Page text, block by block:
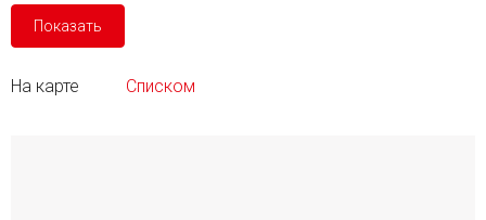
Показать
На карте Списком